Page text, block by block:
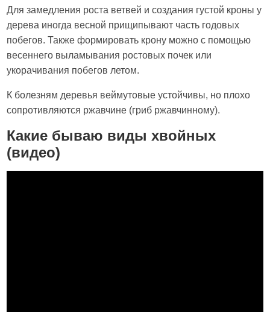
Для замедления роста ветвей и создания густой кроны у
дерева иногда весной прищипывают часть годовых
побегов. Также формировать крону можно с помощью
весеннего выламывания ростовых почек или
укорачивания побегов летом.
К болезням деревья веймутовые устойчивы, но плохо
сопротивляются ржавчине (гриб ржавчинному).
Какие бываю виды хвойных
(видео)